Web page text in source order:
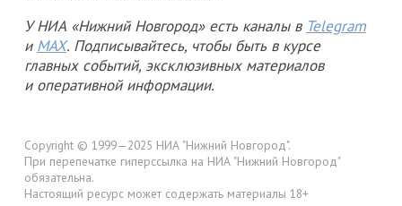
У НИА «Нижний Новгород» есть каналы в Telegram
и MAX. Подписывайтесь, чтобы быть в курсе
главных событий, эксклюзивных материалов
и оперативной информации.
Copyright © 1999—2025 НИА "Нижний Новгород".
При перепечатке гиперссылка на НИА "Нижний Новгород"
обязательна.
Настоящий ресурс может содержать материалы 18+